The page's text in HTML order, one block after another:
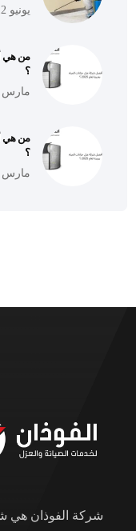
يونيو 12, 2025
؟
مارس 3,
؟
مارس 1, 2025
شركة الفوذان هي